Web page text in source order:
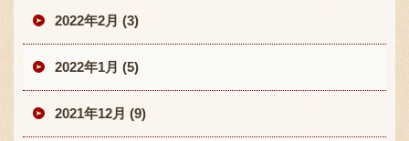
2022年2月 (3)
2022年1月 (5)
2021年12月 (9)